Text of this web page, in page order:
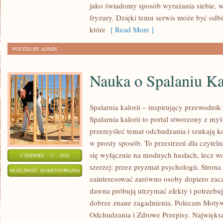
jako świadomy sposób wyrażania siebie,
fryzury. Dzięki temu serwis może być
które [ Read More ]
POSTED BY ADMIN
CZERWIEC - 17 - 2026
MOŻLIWOŚĆ KOMENTOWANIA NAUKA
SPALANIU
KALORII
Nauka o Spalaniu
Spalarnia kalorii – inspirujący przewodnik
Spalarnia kalorii to portal stworzony z
przemyśleć temat odchudzania i szukają
w prosty sposób. To przestrzeń dla
się wyłącznie na modnych hasłach, lecz
szerzej: przez pryzmat psychologii.
zainteresować zarówno osoby dopiero
dawna próbują utrzymać efekty i
dobrze znane zagadnienia. Polecam
Odchudzania i Zdrowe Przepisy.